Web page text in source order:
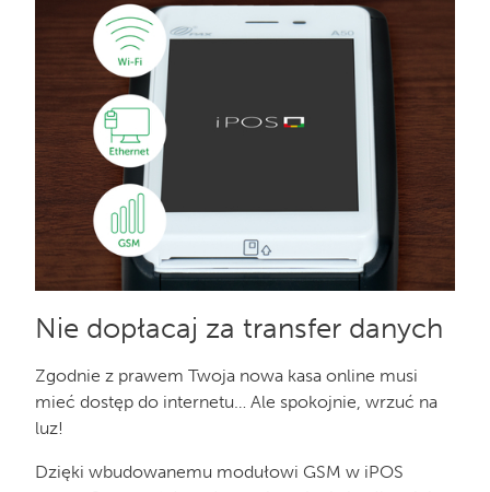
Nie dopłacaj za transfer danych
Zgodnie z prawem Twoja nowa kasa online musi
mieć dostęp do internetu… Ale spokojnie, wrzuć na
luz!
Dzięki wbudowanemu modułowi GSM w iPOS